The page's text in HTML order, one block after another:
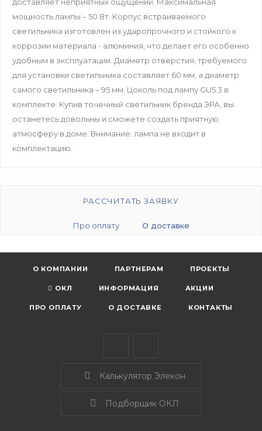
доставляет неприятных ощущений. Максимальная
мощность лампы – 50 Вт. Корпус встраиваемого
светильника изготовлен из ударопрочного и стойкого к
коррозии материала - алюминия, что делает его особенно
удобным в эксплуатации. Диаметр отверстия, требуемого
для установки светильника составляет 60 мм, а диаметр
самого светильника – 95 мм. Цоколь под лампу GU5.3 в
комплекте. Купив точечный светильник бренда ЭРА, вы
останетесь довольны и сможете создать приятную
атмосферу в доме. Внимание: лампа не входит в
комплектацию.
РАССЧИТАТЬ ЗАЯВКУ
Про оплату О доставке
О КОМПАНИИ ПАРТНЕРАМ ПРОЕКТЫ
ОКЛ ИНФОРМАЦИЯ АКЦИИ
ПРО ОПЛАТУ О ДОСТАВКЕ КОНТАКТЫ
Калькулятор Элекон
Подборщик ОКЛ